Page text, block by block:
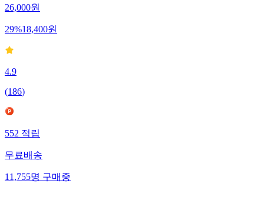
26,000원
29%18,400원
4.9
(186)
552적립
무료배송
11,755명구매중